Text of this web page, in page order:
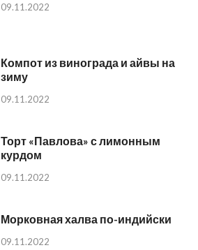
09.11.2022
Компот из винограда и айвы на
зиму
09.11.2022
Торт «Павлова» с лимонным
курдом
09.11.2022
Морковная халва по-индийски
09.11.2022